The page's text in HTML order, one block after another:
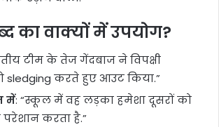
का वाक्यों में उपयोग?
टीम के तेज गेंदबाज ने विपक्षी
sledging करते हुए आउट किया.”
में: “स्कूल में वह लड़का हमेशा दूसरों को
करता है.”